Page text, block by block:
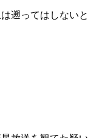
遡ってはしないと